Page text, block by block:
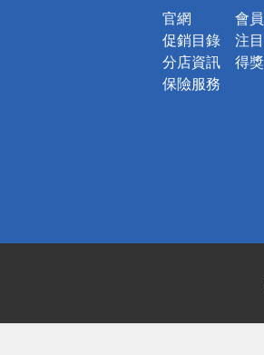
官網
促銷目錄
分店資訊
保險服務
會
注
得